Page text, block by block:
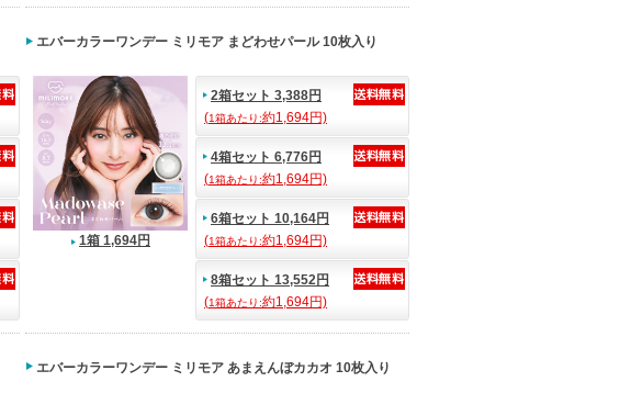
エバーカラーワンデー ミリモア まどわせパール 10枚入り
1箱 1,694円
2箱セット 3,388円
(1箱あたり:約1,694円)
4箱セット 6,776円
(1箱あたり:約1,694円)
6箱セット 10,164円
(1箱あたり:約1,694円)
8箱セット 13,552円
(1箱あたり:約1,694円)
エバーカラーワンデー ミリモア あまえんぼカカオ 10枚入り